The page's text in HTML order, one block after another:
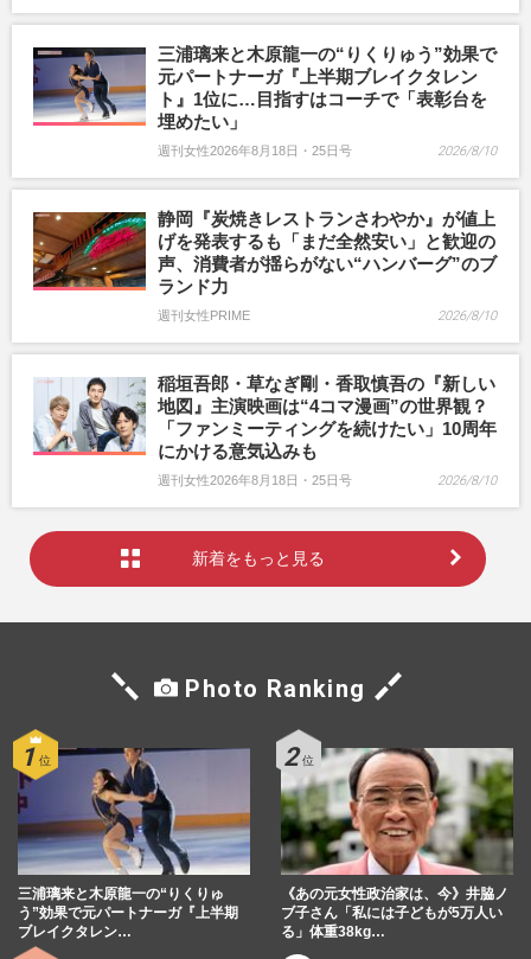
三浦璃来と木原龍一の“りくりゅう”効果で
元パートナーガ『上半期ブレイクタレン
ト』1位に…目指すはコーチで「表彰台を
埋めたい」
週刊女性2026年8月18日・25日号 2026/8/10
静岡『炭焼きレストランさわやか』が値上
げを発表するも「まだ全然安い」と歓迎の
声、消費者が揺らがない“ハンバーグ”のブ
ランド力
週刊女性PRIME 2026/8/10
稲垣吾郎・草なぎ剛・香取慎吾の『新しい
地図』主演映画は“4コマ漫画”の世界観？
「ファンミーティングを続けたい」10周年
にかける意気込みも
週刊女性2026年8月18日・25日号 2026/8/10
新着をもっと見る
Photo Ranking
三浦璃来と木原龍一の“りくりゅ
う”効果で元パートナーガ『上半期
ブレイクタレン…
《あの元女性政治家は、今》井脇ノ
ブ子さん「私には子どもが5万人い
る」体重38kg…